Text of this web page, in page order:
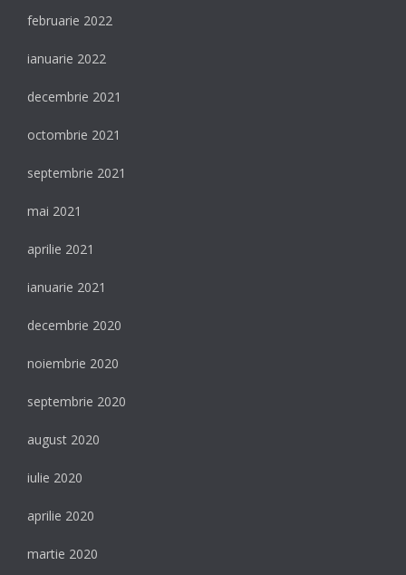
februarie 2022
ianuarie 2022
decembrie 2021
octombrie 2021
septembrie 2021
mai 2021
aprilie 2021
ianuarie 2021
decembrie 2020
noiembrie 2020
septembrie 2020
august 2020
iulie 2020
aprilie 2020
martie 2020